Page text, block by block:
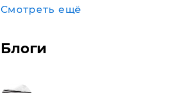
Смотреть ещё
Блоги